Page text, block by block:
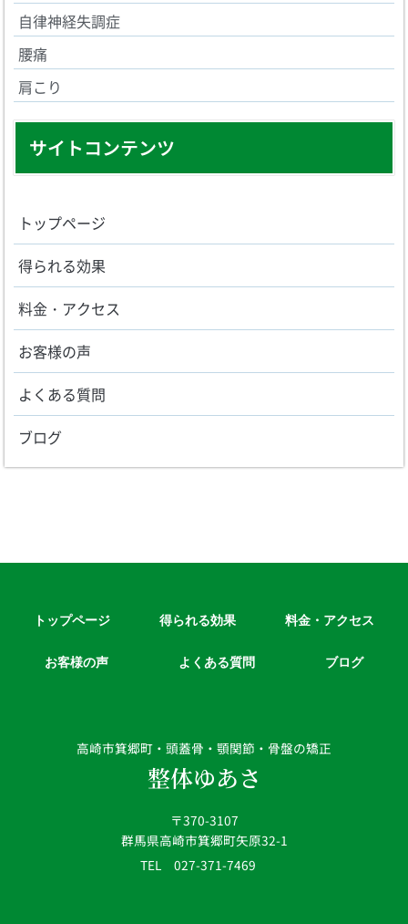
自律神経失調症
腰痛
肩こり
サイトコンテンツ
トップページ
得られる効果
料金・アクセス
お客様の声
よくある質問
ブログ
高崎市箕郷町・頭蓋骨・顎関節・骨盤の矯正
整体ゆあさ
〒370-3107
群馬県高崎市箕郷町矢原32-1
TEL 027-371-7469
トップページ 得られる効果 料金・アクセス
お客様の声 よくある質問 ブログ